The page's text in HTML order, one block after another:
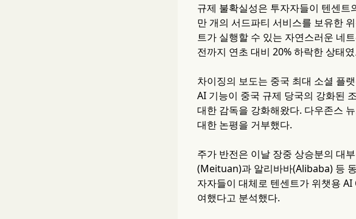
규제 불확실성은 투자자들이 텐센트
만 개의 서드파티 서비스를 보유한
트가 실행할 수 있는 자연스러운 네
전까지 연초 대비 20% 하락한 상태
차이징의 보도는 중국 최대 소셜 플
AI 기능이 중국 규제 당국의 강화된
대한 감독을 강화해왔다. 다우존스
대한 논평을 거부했다.
주가 반전은 이날 장중 상승분의 대
(Meituan)과 알리바바(Alibaba) 등
자자들이 대체로 텐센트가 위챗용
여했다고 분석했다.